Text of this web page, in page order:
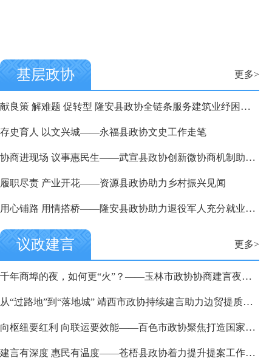
基层政协 更多>
献良策 解难题 促转型 隆安县政协全链条服务建筑业纾困升级
存史育人 以文兴城——永福县政协文史工作走笔
协商进现场 议事惠民生——武宣县政协创新微协商机制助力民生实事落地侧记
履职尽责 产业开花——资源县政协助力乡村振兴见闻
用心铺路 用情搭桥——隆安县政协助力退役军人充分就业创业侧记
议政建言 更多>
千年商埠的夜，如何更“火”？——玉林市政协协商建言夜间经济提质升级侧记
从“过路地”到“落地城” 靖西市政协持续建言助力边贸提质升级
向枢纽要红利 向联运要效能——百色市政协聚焦打造国家物流枢纽议政建言
建言有深度 惠民有温度——苍梧县政协着力提升提案工作水平侧记